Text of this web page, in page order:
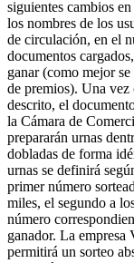
siguientes cambios
los nombres de los
de circulación, en el
documentos
ganar (como mejor
de premios). Una
descrito, el
la Cámara de
prepararán urnas
dobladas de forma
urnas se definirá
primer número
miles, el segundo a
número
ganador. La empresa
permitirá un sorteo